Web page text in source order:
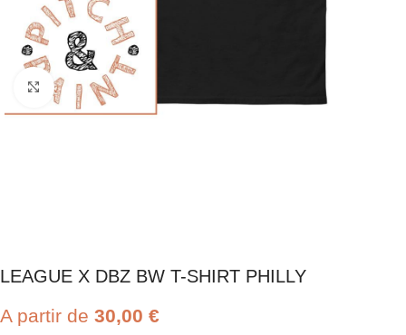
Click to enlarge
LEAGUE X DBZ BW T-SHIRT PHILLY
A partir de 30,00 €